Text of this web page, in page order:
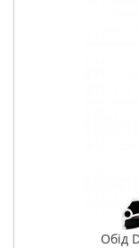
Обід